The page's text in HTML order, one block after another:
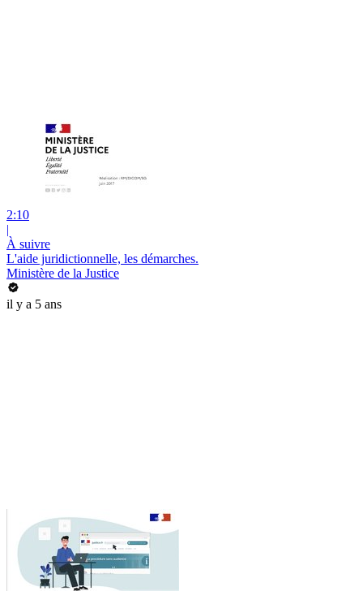
2:10
|
À suivre
L'aide juridictionnelle, les démarches.
Ministère de la Justice
il y a 5 ans